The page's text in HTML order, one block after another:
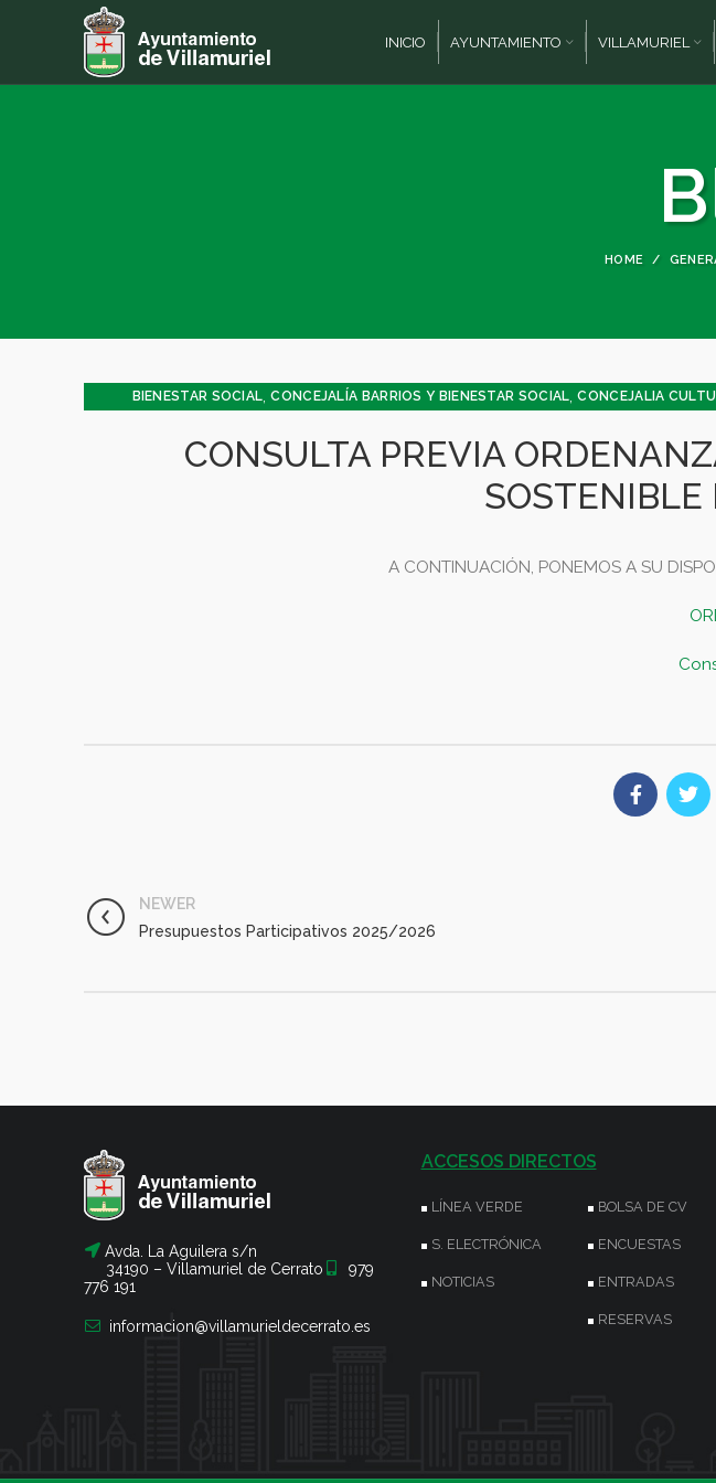
INICIO AYUNTAMIENTO VILLAMURIEL
HOME
BIENESTAR SOCIAL ,CONCEJALÍA BARRIOS Y BIENESTAR SOCIAL ,CONCEJALIA
CONSULTA PREVIA
SOSTENIBLE
A CONTINUACIÓN, PONEMOS A SU
NEWER
Presupuestos Participativos 2025/2026
Avda. La Aguilera s/n
34190 – Villamuriel de Cerrato
979
776 191
informacion@villamurieldecerrato.es
ACCESOS DIRECTOS
LÍNEA VERDE
S. ELECTRÓNICA
NOTICIAS
BOLSA DE CV
ENCUESTAS
ENTRADAS
RESERVAS